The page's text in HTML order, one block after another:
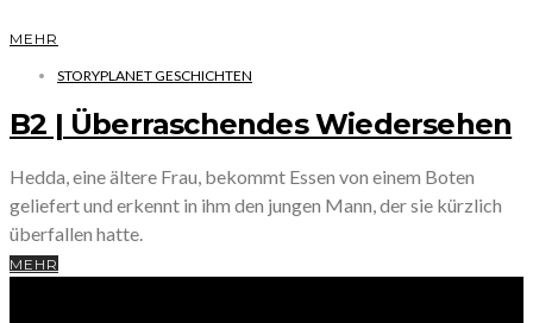
MEHR
STORYPLANET GESCHICHTEN
B2 | Überraschendes Wiedersehen
Hedda, eine ältere Frau, bekommt Essen von einem Boten
geliefert und erkennt in ihm den jungen Mann, der sie kürzlich
überfallen hatte.
MEHR